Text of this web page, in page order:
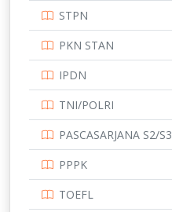
STPN
PKN STAN
IPDN
TNI/POLRI
PASCASARJANA S2/S3
PPPK
TOEFL